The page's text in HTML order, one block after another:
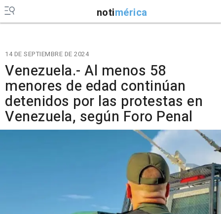
notimérica
14 DE SEPTIEMBRE DE 2024
Venezuela.- Al menos 58
menores de edad continúan
detenidos por las protestas en
Venezuela, según Foro Penal